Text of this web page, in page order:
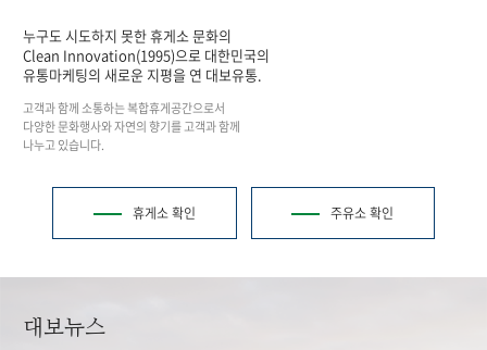
누구도 시도하지 못한 휴게소 문화의
Clean Innovation(1995)으로 대한민국의
유통마케팅의 새로운 지평을 연 대보유통.
고객과 함께 소통하는 복합휴게공간으로서
다양한 문화행사와 자연의 향기를 고객과 함께
나누고 있습니다.
휴게소 확인 주유소 확인
대보뉴스